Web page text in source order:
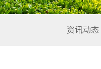
资讯动态